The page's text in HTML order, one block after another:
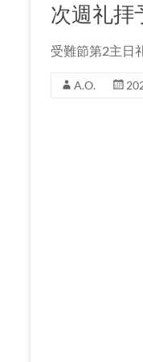
下
教
会
次週礼拝
受難節第2主日
A.O.